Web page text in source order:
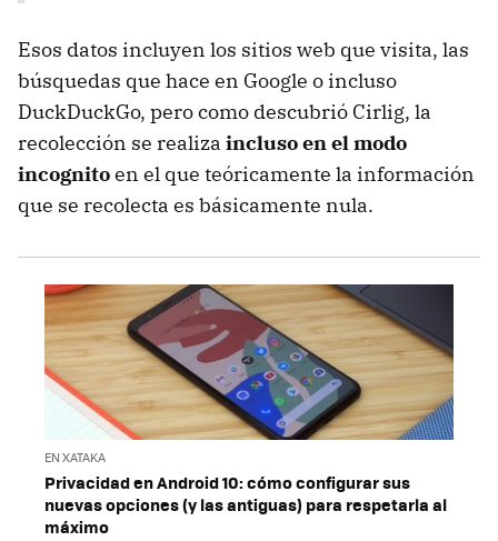
Esos datos incluyen los sitios web que visita, las
búsquedas que hace en Google o incluso
DuckDuckGo, pero como descubrió Cirlig, la
recolección se realiza incluso en el modo
incognitoen el que teóricamente la información
que se recolecta es básicamente nula.
EN XATAKA
Privacidad en Android 10: cómo configurar sus
nuevas opciones (y las antiguas) para respetarla al
máximo